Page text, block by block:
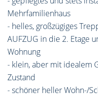
Mehrfamilienhaus
- helles, großzügiges
AUFZUG in die 2. Etage
Wohnung
- klein, aber mit idealem
Zustand
- schöner heller Wohn-/